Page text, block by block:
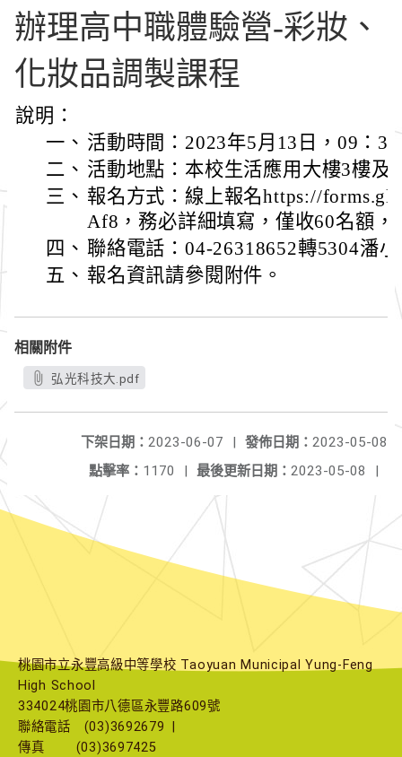
辦理高中職體驗營-彩妝、
化妝品調製課程
說明：
一、 活動時間：2023年5月13日，09：
二、 活動地點：本校生活應用大樓3樓及
三、 報名方式：線上報名https://
Af8，務必詳細填寫，僅收60名額，
四、 聯絡電話：04-26318652轉5304潘
五、 報名資訊請參閱附件。
相關附件
弘光科技大.pdf
發佈日期： 2023-05-08
下架日期： 2023-06-07
|
最後更新日期： 2023-05-08 |
點擊率： 1170 |
桃園市立永豐高級中等學校 Taoyuan Municipal Yung-Feng
High School
334024桃園市八德區永豐路609號
聯絡電話
(03)3692679
傳真
(03)3697425